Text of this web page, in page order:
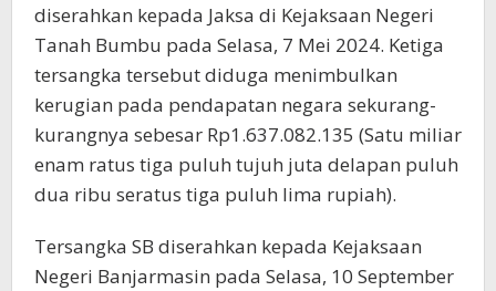
diserahkan kepada Jaksa di Kejaksaan Negeri
Tanah Bumbu pada Selasa, 7 Mei 2024. Ketiga
tersangka tersebut diduga menimbulkan
kerugian pada pendapatan negara sekurang-
kurangnya sebesar Rp1.637.082.135 (Satu miliar
enam ratus tiga puluh tujuh juta delapan puluh
dua ribu seratus tiga puluh lima rupiah).
Tersangka SB diserahkan kepada Kejaksaan
Negeri Banjarmasin pada Selasa, 10 September